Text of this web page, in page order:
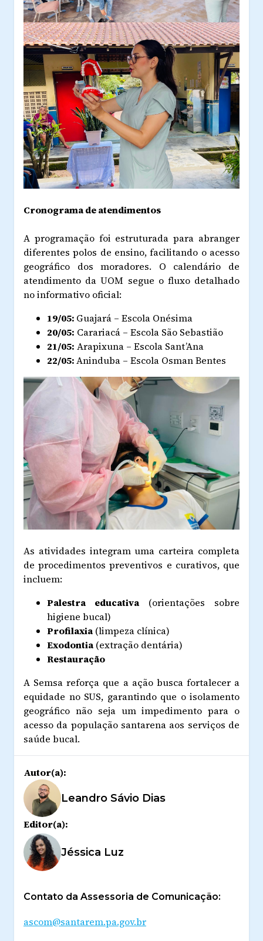
Cronograma de atendimentos
A programação foi estruturada para abranger
diferentes polos de ensino, facilitando o acesso
geográfico dos moradores. O calendário de
atendimento da UOM segue o fluxo detalhado
no informativo oficial:
19/05: Guajará – Escola Onésima
20/05: Carariacá – Escola São Sebastião
21/05: Arapixuna – Escola Sant’Ana
22/05:Aninduba – Escola Osman Bentes
As atividades integram uma carteira completa
de procedimentos preventivos e curativos, que
incluem:
Palestra educativa (orientações sobre
higiene bucal)
Profilaxia (limpeza clínica)
Exodontia (extração dentária)
Restauração
A Semsa reforça que a ação busca fortalecer a
equidade no SUS, garantindo que o isolamento
geográfico não seja um impedimento para o
acesso da população santarena aos serviços de
saúde bucal.
Autor(a):
Leandro Sávio Dias
Editor(a):
Jéssica Luz
Contato da Assessoria de Comunicação:
ascom@santarem.pa.gov.br